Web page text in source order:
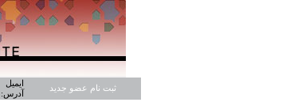
ثبت نام عضو جدید
ایمیل
آدرس: